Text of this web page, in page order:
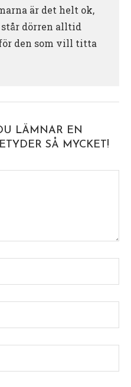
är det helt ok,
dörren alltid
den som vill titta
LÄMNAR EN
SÅ MYCKET!